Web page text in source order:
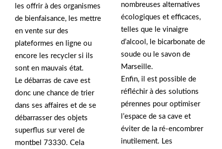
les offrir à des organismes
de bienfaisance, les mettre
en vente sur des
plateformes en ligne ou
encore les recycler si ils
sont en mauvais état.
Le débarras de cave est
donc une chance de trier
dans ses affaires et de se
débarrasser des objets
superflus sur verel de
montbel 73330. Cela
nombreuses alternatives
écologiques et efficaces,
telles que le vinaigre
d’alcool, le bicarbonate de
soude ou le savon de
Marseille.
Enfin, il est possible de
réfléchir à des solutions
pérennes pour optimiser
l’espace de sa cave et
éviter de la ré-encombrer
inutilement. Les